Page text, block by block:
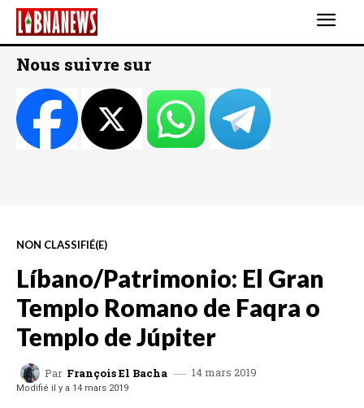
Nous suivre sur
NON CLASSIFIÉ(E)
Líbano/Patrimonio: El Gran
Templo Romano de Faqra o
Templo de Júpiter
Par François El Bacha 14 mars 2019
Modifié il y a 14 mars 2019